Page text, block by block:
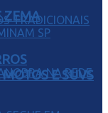
ZEMA
E SUVS